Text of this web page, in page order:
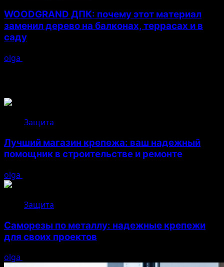
WOODGRAND ДПК: почему этот материал
заменил дерево на балконах, террасах и в
саду
olga
Защита
Лучший магазин крепежа: ваш надежный
помощник в строительстве и ремонте
olga
Защита
Саморезы по металлу: надежные крепежи
для своих проектов
olga